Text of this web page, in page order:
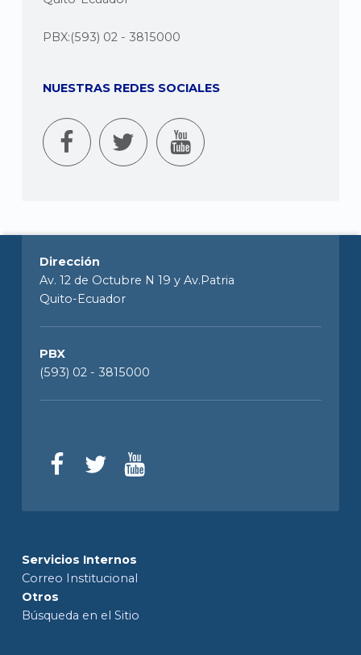
PBX:(593) 02 - 3815000
NUESTRAS REDES SOCIALES
Dirección
Av. 12 de Octubre N 19 y Av.Patria
Quito-Ecuador
PBX
(593) 02 - 3815000
Servicios Internos
Correo Institucional
Otros
Búsqueda en el Sitio